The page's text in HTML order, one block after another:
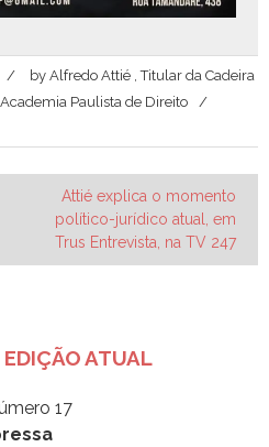
by Alfredo Attié , Titular da Cadeira
Paulista de Direito
Attié explica o momento
político-jurídico atual, em
Trus Entrevista, na TV 247
ATUAL
17